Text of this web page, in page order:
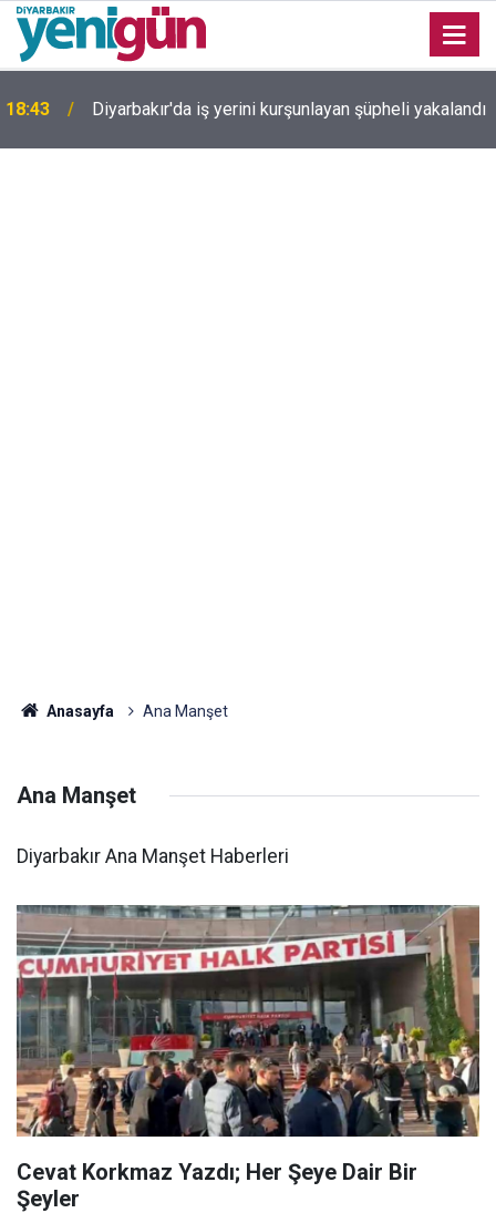
18:22
değerlendirmesi: Tek başına barışı sağlayamıyor
Anasayfa Ana Manşet
Ana Manşet
Diyarbakır Ana Manşet Haberleri
Cevat Korkmaz Yazdı; Her Şeye Dair Bir
Şeyler